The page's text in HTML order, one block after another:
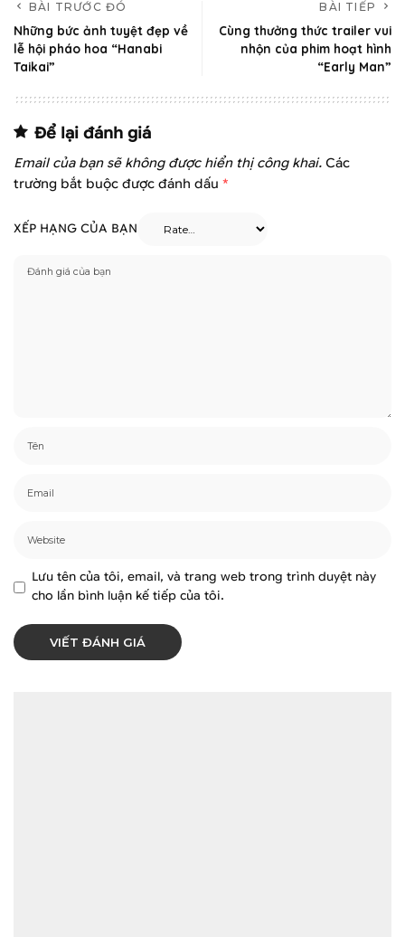
BÀI TRƯỚC ĐÓ
Những bức ảnh tuyệt đẹp về
lễ hội pháo hoa “Hanabi
Taikai”
BÀI TIẾP
Cùng thưởng thức trailer vui
nhộn của phim hoạt hình
“Early Man”
Để lại đánh giá
Email của bạn sẽ không được hiển thị công khai. Các
trường bắt buộc được đánh dấu *
XẾP HẠNG CỦA BẠN
Lưu tên của tôi, email, và trang web trong trình duyệt này
cho lần bình luận kế tiếp của tôi.